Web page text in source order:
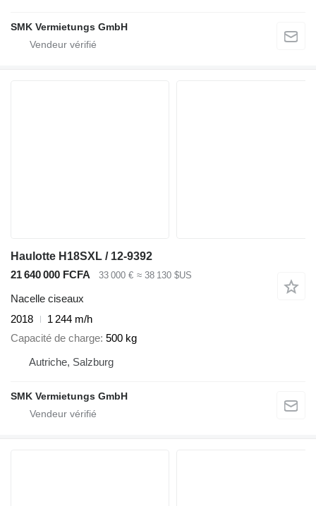
SMK Vermietungs GmbH
Haulotte H18SXL / 12-9392
21 640 000 FCFA
33 000 € ≈ 38 130 $US
Nacelle ciseaux
2018
1 244 m/h
Capacité de charge 500 kg
Autriche, Salzburg
SMK Vermietungs GmbH